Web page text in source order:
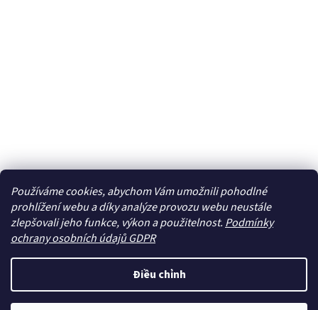
Používáme cookies, abychom Vám umožnili pohodlné
prohlížení webu a díky analýze provozu webu neustále
zlepšovali jeho funkce, výkon a použitelnost. Podmínky
ochrany osobních údajů GDPR
Điều chỉnh